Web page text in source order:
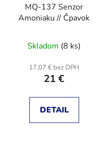
MQ-137 Senzor
Amoniaku // Čpavok
Skladom (8 ks)
17,07 € bez DPH
21 €
DETAIL